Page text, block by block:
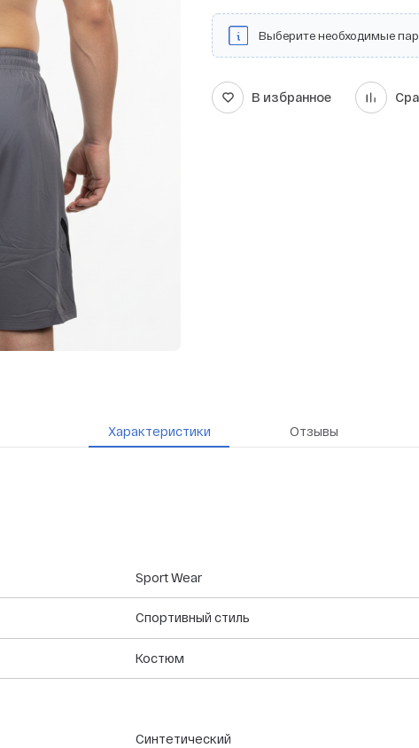
Выберите необходимые
В избранное
Характеристики Отзывы
Sport Wear
Спортивный стиль
Костюм
Синтетический